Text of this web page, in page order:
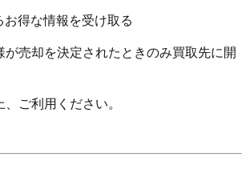
得な情報を受け取る
売却を決定されたときのみ買取先に開
ご利用ください。